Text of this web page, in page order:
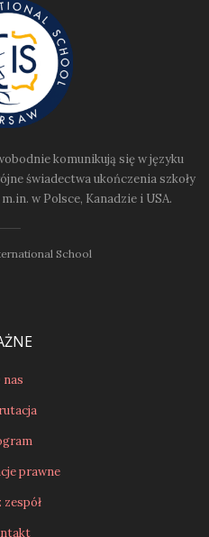
komunikują się w języku
świadectwa ukończenia szkoły
w Polsce, Kanadzie i USA.
School
nas
prawne
zespół